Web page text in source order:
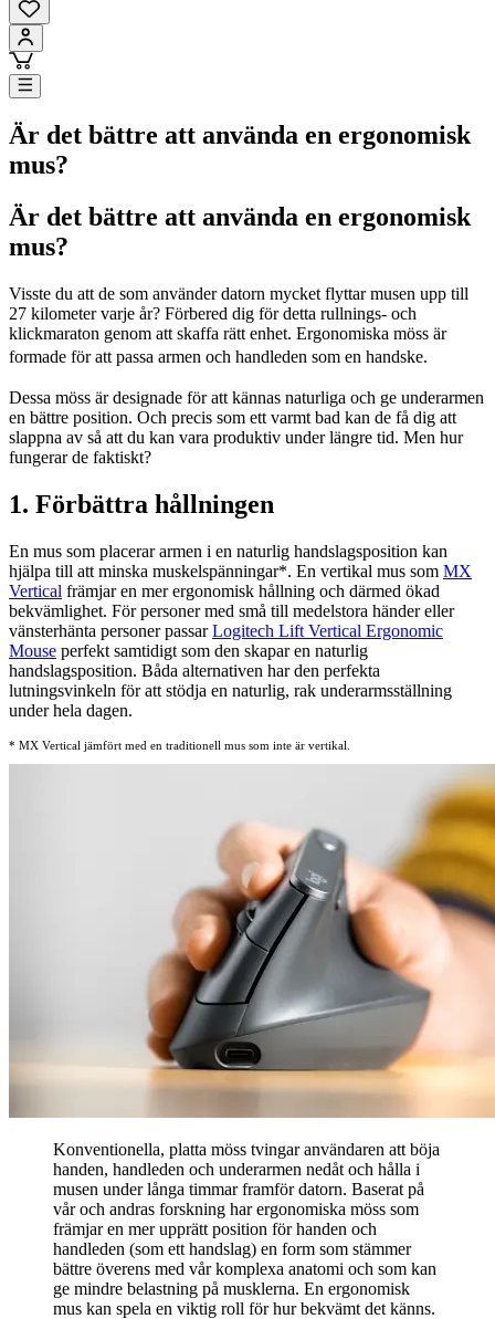
Är det bättre att använda en ergonomisk
mus?
Är det bättre att använda en ergonomisk
mus?
Visste du att de som använder datorn mycket flyttar musen upp till
27 kilometer varje år? Förbered dig för detta rullnings- och
klickmaraton genom att skaffa rätt enhet. Ergonomiska möss är
formade för att passa armen och handleden som en handske.
Dessa möss är designade för att kännas naturliga och ge underarmen
en bättre position. Och precis som ett varmt bad kan de få dig att
slappna av så att du kan vara produktiv under längre tid. Men hur
fungerar de faktiskt?
1. Förbättra hållningen
En mus som placerar armen i en naturlig handslagsposition kan
hjälpa till att minska muskelspänningar*. En vertikal mus som MX
Vertical främjar en mer ergonomisk hållning och därmed ökad
bekvämlighet. För personer med små till medelstora händer eller
vänsterhänta personer passarLogitech Lift Vertical Ergonomic
Mouse perfekt samtidigt som den skapar en naturlig
handslagsposition. Båda alternativen har den perfekta
lutningsvinkeln för att stödja en naturlig, rak underarmsställning
under hela dagen.
* MX Vertical jämfört med en traditionell mus som inte är vertikal.
Konventionella, platta möss tvingar användaren att böja
handen, handleden och underarmen nedåt och hålla i
musen under långa timmar framför datorn. Baserat på
vår och andras forskning har ergonomiska möss som
främjar en mer upprätt position för handen och
handleden (som ett handslag) en form som stämmer
bättre överens med vår komplexa anatomi och som kan
ge mindre belastning på musklerna. En ergonomisk
mus kan spela en viktig roll för hur bekvämt det känns.